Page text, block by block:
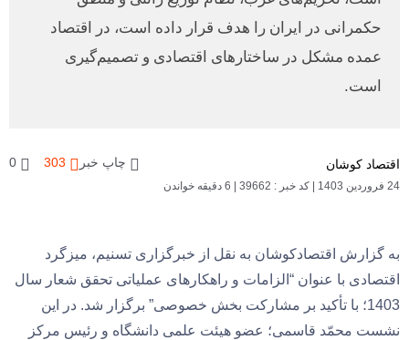
حکمرانی در ایران را هدف قرار داده است، در اقتصاد
عمده مشکل در ساختارهای اقتصادی و تصمیم‌گیری
است.
اقتصاد کوشان
24 فروردین 1403 | کد خبر : 39662 | 6 دقیقه خواندن
چاپ خبر 303
0
به گزارش اقتصادکوشان به نقل از خبرگزاری تسنیم، میزگرد
اقتصادی با عنوان “الزامات و راهکارهای عملیاتی تحقق شعار سال
1403؛ با تأکید بر مشارکت بخش خصوصی” برگزار شد. در این
نشست محمّد قاسمی؛ عضو هیئت علمی دانشگاه و رئیس مرکز